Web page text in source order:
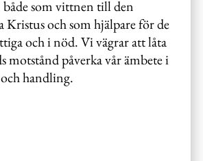
både som vittnen till den
Kristus och som hjälpare för de
och i nöd. Vi vägrar att låta
motstånd påverka vår ämbete i
handling.